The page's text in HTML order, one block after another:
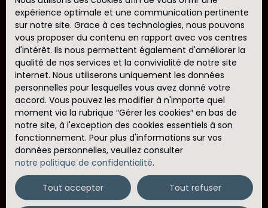
J'accepte le traitement de mes données
personnelles conformément au RGPD. Si vous ne
souhaitez pas faire l'objet de prospection
commerciale par voie téléphonique, vous pouvez
vous inscrire gratuitement sur la liste d'opposition
au démarchage téléphonique, prévu par l'article
L223-1 du code de la consommation, sur le site
Internet www.bloctel.gouv.fr ou par courrier
adressé à :
Société Worldline, Service Bloctel, CS 61311, 41013
BLOIS CEDEX.
Pour en savoir plus sur le traitement de vos
données personnelles, veuillez consulter notre
expérience optimale et une communication pertinente
sur notre site. Grace à ces technologies, nous pouvons
vous proposer du contenu en rapport avec vos centres
d'intérêt. Ils nous permettent également d'améliorer la
qualité de nos services et la convivialité de notre site
internet. Nous utiliserons uniquement les données
personnelles pour lesquelles vous avez donné votre
accord. Vous pouvez les modifier à n'importe quel
moment via la rubrique ″Gérer les cookies″ en bas de
notre site, à l'exception des cookies essentiels à son
fonctionnement. Pour plus d'informations sur vos
données personnelles, veuillez consulter
notre politique de confidentialité.
Tout accepter Tout refuser